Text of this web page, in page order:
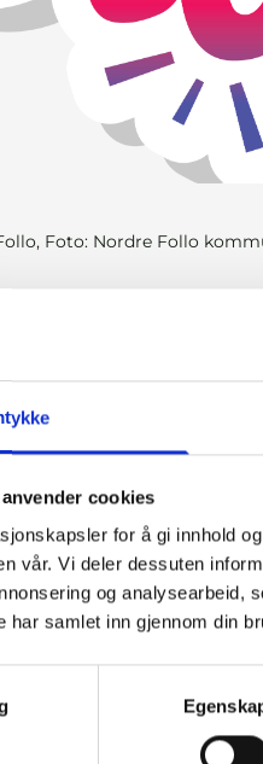
cookies
for å gi innhold
vår. Vi deler dessuten
og analysearbeid,
har samlet inn gjennom din
Foto: Nordre Follo
for
Februar).
- søk sommerjobb 2025!
Bor du i Nordre
ungdom i skoleferien
av hvor mange
ikke uker når du har
lære om arbeidslivet